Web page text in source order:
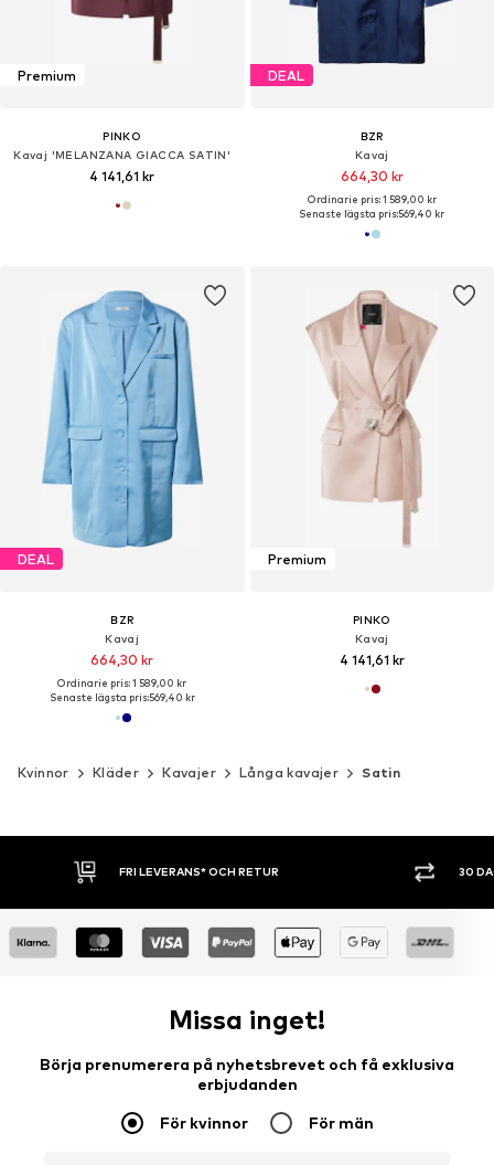
Premium
PINKO
Kavaj 'MELANZANA GIACCA SATIN'
4 141,61 kr
DEAL
BZR
Kavaj
664,30 kr
Ordinarie pris: 1 589,00 kr
Senaste lägsta pris:569,40 kr
DEAL
BZR
Kavaj
664,30 kr
Ordinarie pris: 1 589,00 kr
Senaste lägsta pris:569,40 kr
Premium
PINKO
Kavaj
4 141,61 kr
Kvinnor Kläder Kavajer Långa kavajer Satin
30 DAGARS ÖPPET KÖP SHOPPA NU.
Missa inget!
Börja prenumerera på nyhetsbrevet och få exklusiva
erbjudanden
För kvinnor För män